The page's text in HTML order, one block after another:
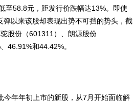
至58.8元，距发行价跌幅达13%。即使
以来该股却表现出势不可挡的势头，截
股份（601311）、朗源股份
46.91%和44.42%。
年年初上市的新股，从7月开始面临解